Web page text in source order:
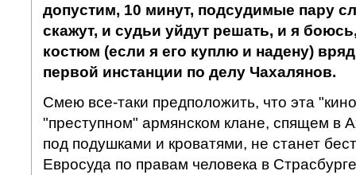
допустим, 10 минут, подсудимые пару
скажут, и судьи уйдут решать, и я
костюм (если я его куплю и надену)
первой инстанции по делу Чахалянов.
Смею все-таки предположить, что эта
"преступном" армянском клане, спящем в
под подушками и кроватями, не станет
Евросуда по правам человека в